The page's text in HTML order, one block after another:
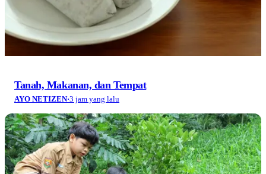
Tanah, Makanan, dan Tempat
AYO NETIZEN·3 jam yang lalu